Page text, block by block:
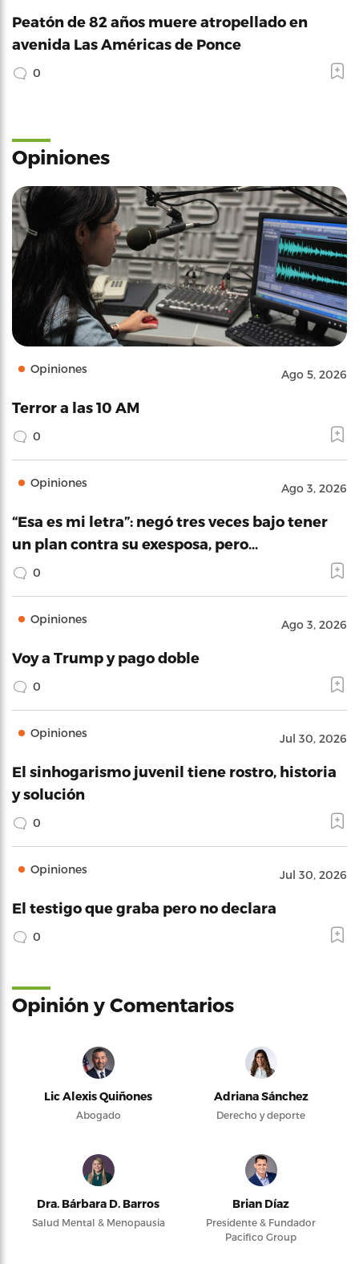
Peatón de 82 años muere atropellado en
avenida Las Américas de Ponce
0
Opiniones
Opiniones Ago 5, 2026
Terror a las 10 AM
0
Opiniones Ago 3, 2026
“Esa es mi letra”: negó tres veces bajo tener
un plan contra su exesposa, pero…
0
Opiniones Ago 3, 2026
Voy a Trump y pago doble
0
Opiniones Jul 30, 2026
El sinhogarismo juvenil tiene rostro, historia
y solución
0
Opiniones Jul 30, 2026
El testigo que graba pero no declara
0
Opinión y Comentarios
Lic Alexis Quiñones
Abogado
Adriana Sánchez
Derecho y deporte
Dra. Bárbara D. Barros
Salud Mental & Menopausia
Brian Díaz
Presidente & Fundador
Pacifico Group